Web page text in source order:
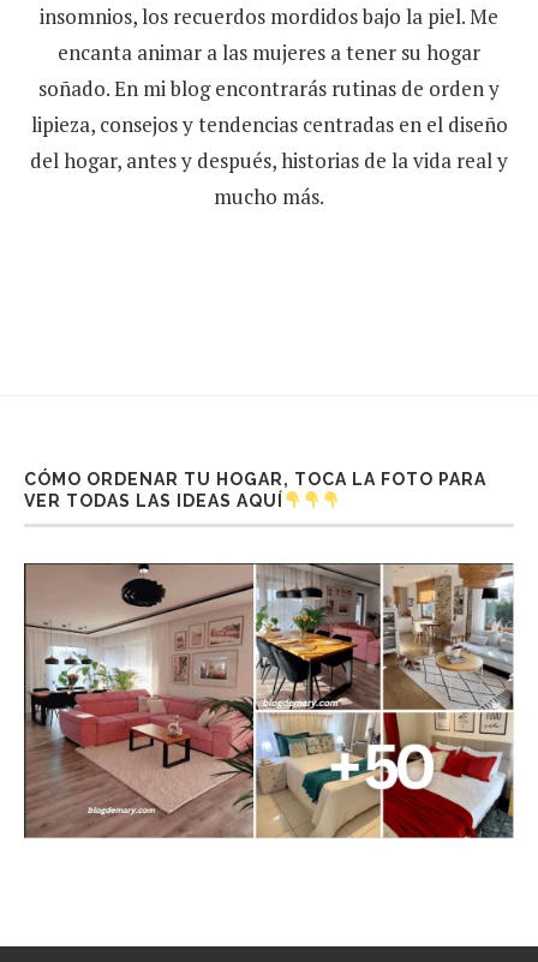
insomnios, los recuerdos mordidos bajo la piel. Me
encanta animar a las mujeres a tener su hogar
soñado. En mi blog encontrarás rutinas de orden y
lipieza, consejos y tendencias centradas en el diseño
del hogar, antes y después, historias de la vida real y
mucho más.
CÓMO ORDENAR TU HOGAR, TOCA LA FOTO PARA
VER TODAS LAS IDEAS AQUÍ